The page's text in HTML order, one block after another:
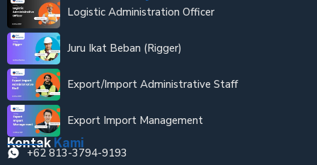
Logistic Administration Officer
Juru Ikat Beban (Rigger)
Export/Import Administrative Staff
Export Import Management
Kontak Kami
+62 813-3794-9193